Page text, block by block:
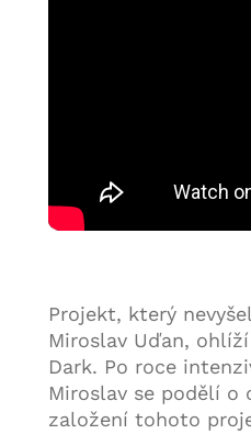
Projekt, který
Miroslav Uďan,
Dark. Po roce
Miroslav se podělí o
založení tohoto